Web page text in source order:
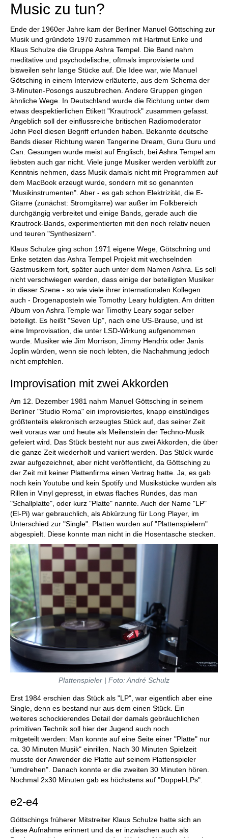
Music zu tun?
Ende der 1960er Jahre kam der Berliner Manuel Göttsching zur
Musik und gründete 1970 zusammen mit Hartmut Enke und
Klaus Schulze die Gruppe Ashra Tempel. Die Band nahm
meditative und psychodelische, oftmals improvisierte und
bisweilen sehr lange Stücke auf. Die Idee war, wie Manuel
Götsching in einem Interview erläuterte, aus dem Schema der
3-Minuten-Posongs auszubrechen. Andere Gruppen gingen
ähnliche Wege. In Deutschland wurde die Richtung unter dem
etwas despektierlichen Etikett "Krautrock" zusammen gefasst.
Angeblich soll der einflussreiche britischen Radiomoderator
John Peel diesen Begriff erfunden haben. Bekannte deutsche
Bands dieser Richtung waren Tangerine Dream, Guru Guru und
Can. Gesungen wurde meist auf Englisch, bei Ashra Tempel am
liebsten auch gar nicht. Viele junge Musiker werden verblüfft zur
Kenntnis nehmen, dass Musik damals nicht mit Programmen auf
dem MacBook erzeugt wurde, sondern mit so genannten
"Musikinstrumenten". Aber - es gab schon Elektrizität, die E-
Gitarre (zunächst: Stromgitarre) war außer im Folkbereich
durchgängig verbreitet und einige Bands, gerade auch die
Krautrock-Bands, experimentierten mit den noch relativ neuen
und teuren "Synthesizern".
Klaus Schulze ging schon 1971 eigene Wege, Götschning und
Enke setzten das Ashra Tempel Projekt mit wechselnden
Gastmusikern fort, später auch unter dem Namen Ashra. Es soll
nicht verschwiegen werden, dass einige der beteiligten Musiker
in dieser Szene - so wie viele ihrer internationalen Kollegen
auch - Drogenaposteln wie Tomothy Leary huldigten. Am dritten
Album von Ashra Temple war Timothy Leary sogar selber
beteiligt. Es heißt "Seven Up", nach eine US-Brause, und ist
eine Improvisation, die unter LSD-Wirkung aufgenommen
wurde. Musiker wie Jim Morrison, Jimmy Hendrix oder Janis
Joplin würden, wenn sie noch lebten, die Nachahmung jedoch
nicht empfehlen.
Improvisation mit zwei Akkorden
Am 12. Dezember 1981 nahm Manuel Göttsching in seinem
Berliner "Studio Roma" ein improvisiertes, knapp einstündiges
größtenteils elekronisch erzeugtes Stück auf, das seiner Zeit
weit voraus war und heute als Meilenstein der Techno-Musik
gefeiert wird. Das Stück besteht nur aus zwei Akkorden, die über
die ganze Zeit wiederholt und variiert werden. Das Stück wurde
zwar aufgezeichnet, aber nicht veröffentlicht, da Göttsching zu
der Zeit mit keiner Plattenfirma einen Vertrag hatte. Ja, es gab
noch kein Youtube und kein Spotify und Musikstücke wurden als
Rillen in Vinyl gepresst, in etwas flaches Rundes, das man
"Schallplatte", oder kurz "Platte" nannte. Auch der Name "LP"
(El-Pi) war gebrauchlich, als Abkürzung für Long Player, im
Unterschied zur "Single". Platten wurden auf "Plattenspielern"
abgespielt. Diese konnte man nicht in die Hosentasche stecken.
Plattenspieler | Foto: André Schulz
Erst 1984 erschien das Stück als "LP", war eigentlich aber eine
Single, denn es bestand nur aus dem einen Stück. Ein
weiteres schockierendes Detail der damals gebräuchlichen
primitiven Technik soll hier der Jugend auch noch
mitgeteilt werden: Man konnte auf eine Seite einer "Platte" nur
ca. 30 Minuten Musik" einrillen. Nach 30 Minuten Spielzeit
musste der Anwender die Platte auf seinem Plattenspieler
"umdrehen". Danach konnte er die zweiten 30 Minuten hören.
Nochmal 2x30 Minuten gab es höchstens auf "Doppel-LPs".
e2-e4
Göttschings früherer Mitstreiter Klaus Schulze hatte sich an
diese Aufnahme erinnert und da er inzwischen auch als